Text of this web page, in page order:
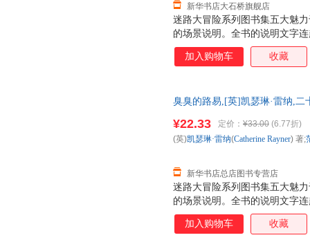
迷路大冒险系列图书集五大魅
的场景说明。全书的说明文字
跟着迷宫一起捉迷藏。 2. 每个
据箭头的指示和迷宫规则，找
新华书店大石桥旗舰店
加入购物车 收藏
臭臭的路易,[英]凯瑟琳·雷纳,
13284178503
迷路大冒险系列图书集五大魅
的场景说明。全书的说明文字
跟着迷宫一起捉迷藏。 2. 每个
据箭头的指示和迷宫规则，找
¥22.33 定价： ¥33.00 (6.77折)
新华书店总店图书专营店
(英)凯瑟琳·雷纳(Catherine Rayner) 著;
加入购物车 收藏